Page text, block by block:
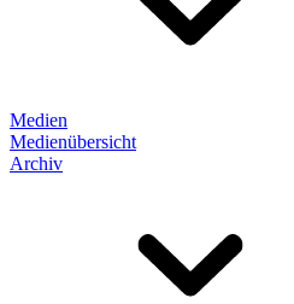
Medien
Medienübersicht
Archiv